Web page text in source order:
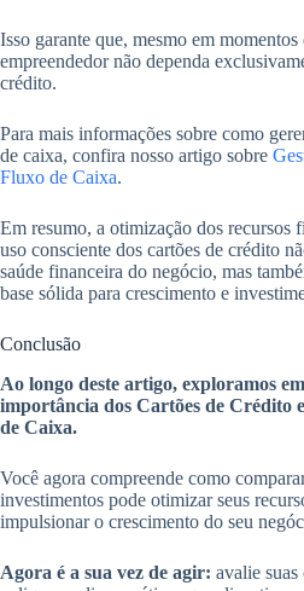
Isso garante que, mesmo em
empreendedor não dependa
crédito.
Para mais informações sobre como
de caixa, confira nosso artigo sobre
Fluxo de Caixa.
Em resumo, a otimização dos recursos
uso consciente dos cartões de crédito
saúde financeira do negócio, mas
base sólida para crescimento e
Conclusão
Ao longo deste artigo, exploramos
importância dos Cartões de Crédito
de Caixa.
Você agora compreende como
investimentos pode otimizar seus
impulsionar o crescimento do seu
Agora é a sua vez de agir: avalie